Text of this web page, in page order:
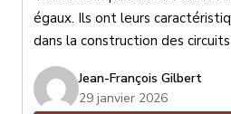
égaux. Ils ont leurs
dans la construction des
dans les circuits de traitement
amplification ou d’amplification de
parlerai aujourd’hui des
Jean-François Gilbert
29 janvier 2026